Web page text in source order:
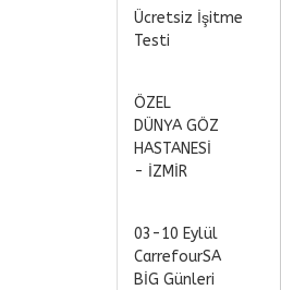
Ücretsiz İşitme
Testi
ÖZEL
DÜNYA GÖZ
HASTANESİ
- İZMİR
03-10 Eylül
CarrefourSA
BİG Günleri